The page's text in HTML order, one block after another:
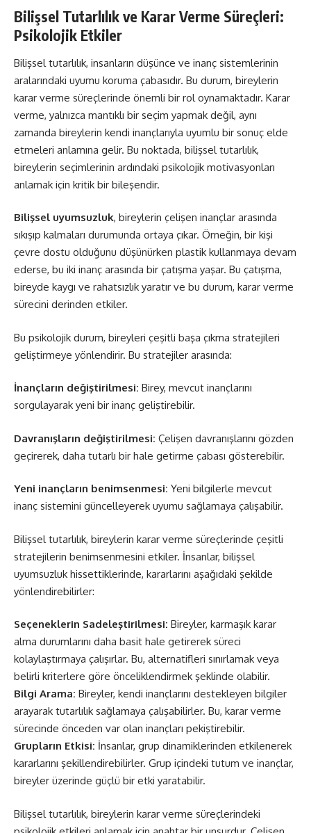
Bilişsel Tutarlılık ve Karar Verme Süreçleri:
Psikolojik Etkiler
Bilişsel tutarlılık, insanların düşünce ve inanç sistemlerinin
aralarındaki uyumu koruma çabasıdır. Bu durum, bireylerin
karar verme süreçlerinde önemli bir rol oynamaktadır. Karar
verme, yalnızca mantıklı bir seçim yapmak değil, aynı
zamanda bireylerin kendi inançlarıyla uyumlu bir sonuç elde
etmeleri anlamına gelir. Bu noktada, bilişsel tutarlılık,
bireylerin seçimlerinin ardındaki psikolojik motivasyonları
anlamak için kritik bir bileşendir.
Bilişsel uyumsuzluk, bireylerin çelişen inançlar arasında
sıkışıp kalmaları durumunda ortaya çıkar. Örneğin, bir kişi
çevre dostu olduğunu düşünürken plastik kullanmaya devam
ederse, bu iki inanç arasında bir çatışma yaşar. Bu çatışma,
bireyde kaygı ve rahatsızlık yaratır ve bu durum, karar verme
sürecini derinden etkiler.
Bu psikolojik durum, bireyleri çeşitli başa çıkma stratejileri
geliştirmeye yönlendirir. Bu stratejiler arasında:
İnançların değiştirilmesi: Birey, mevcut inançlarını
sorgulayarak yeni bir inanç geliştirebilir.
Davranışların değiştirilmesi: Çelişen davranışlarını gözden
geçirerek, daha tutarlı bir hale getirme çabası gösterebilir.
Yeni inançların benimsenmesi: Yeni bilgilerle mevcut
inanç sistemini güncelleyerek uyumu sağlamaya çalışabilir.
Bilişsel tutarlılık, bireylerin karar verme süreçlerinde çeşitli
stratejilerin benimsenmesini etkiler. İnsanlar, bilişsel
uyumsuzluk hissettiklerinde, kararlarını aşağıdaki şekilde
yönlendirebilirler:
Seçeneklerin Sadeleştirilmesi: Bireyler, karmaşık karar
alma durumlarını daha basit hale getirerek süreci
kolaylaştırmaya çalışırlar. Bu, alternatifleri sınırlamak veya
belirli kriterlere göre önceliklendirmek şeklinde olabilir.
Bilgi Arama: Bireyler, kendi inançlarını destekleyen bilgiler
arayarak tutarlılık sağlamaya çalışabilirler. Bu, karar verme
sürecinde önceden var olan inançları pekiştirebilir.
Grupların Etkisi: İnsanlar, grup dinamiklerinden etkilenerek
kararlarını şekillendirebilirler. Grup içindeki tutum ve inançlar,
bireyler üzerinde güçlü bir etki yaratabilir.
Bilişsel tutarlılık, bireylerin karar verme süreçlerindeki